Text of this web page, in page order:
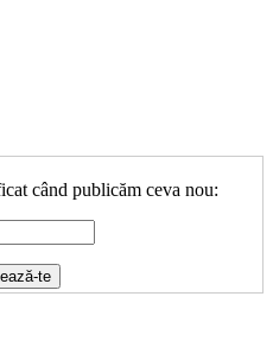
când publicăm ceva nou: